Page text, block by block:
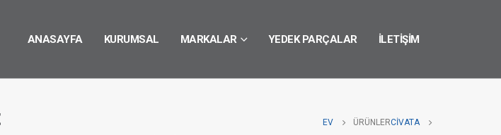
ANASAYFA KURUMSAL MARKALAR YEDEK PARÇALAR İLETIŞIM
EV ÜRÜNLERCIVATA